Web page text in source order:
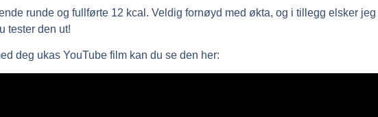
runde og fullførte 12 kcal. Veldig fornøyd med økta, og i tillegg elsker
tester den ut!
deg ukas YouTube film kan du se den her: